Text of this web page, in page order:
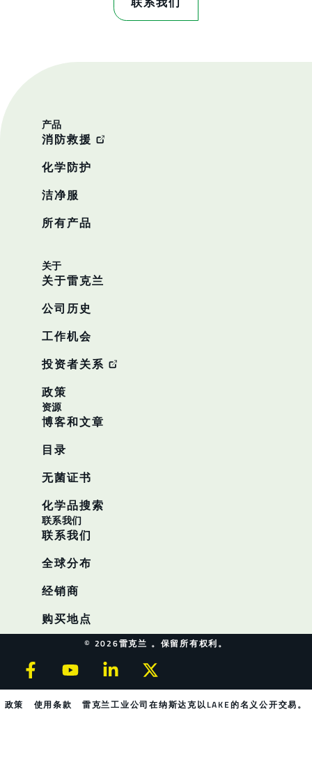
产品
消防救援
化学防护
洁净服
所有产品
关于
关于雷克兰
公司历史
工作机会
投资者关系
政策
资源
博客和文章
目录
无菌证书
化学品搜索
联系我们
联系我们
全球分布
经销商
购买地点
© 2026雷克兰 。保留所有权利。
政策 使用条款 雷克兰工业公司在纳斯达克以LAKE的名义公开交易。